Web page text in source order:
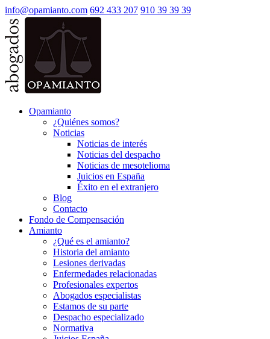
info@opamianto.com 692 433 207 910 39 39 39
Opamianto
¿Quiénes somos?
Noticias
Noticias de interés
Noticias del despacho
Noticias de mesotelioma
Juicios en España
Éxito en el extranjero
Blog
Contacto
Fondo de Compensación
Amianto
¿Qué es el amianto?
Historia del amianto
Lesiones derivadas
Enfermedades relacionadas
Profesionales expertos
Abogados especialistas
Estamos de su parte
Despacho especializado
Normativa